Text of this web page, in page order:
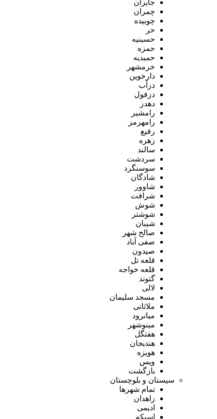
جایزان
چمران
چوبیده
حر
حسینیه
حمزه
حمیدیه
خرمشهر
دارخوین
دزآب
دزفول
دهدز
رامشیر
رامهرمز
رفیع
زهره
سالند
سردشت
سوسنگرد
شادگان
شاوور
شرافت
شوش
شوشتر
شیبان
صالح شهر
صفی آباد
صیدون
قلعه تل
قلعه خواجه
گتوند
لالی
مسجد سلیمان
ملاثانی
میانرود
مینوشهر
هفتگل
هندیجان
هویزه
ویس
بازگشت
سیستان و بلوچستان
تمام شهر‌ها
زاهدان
ادیمی
اسپکه